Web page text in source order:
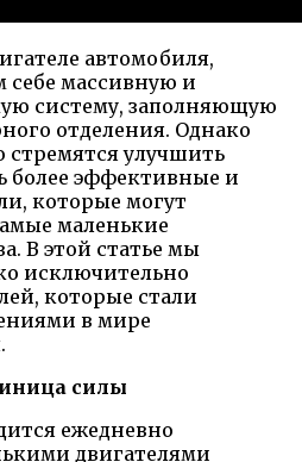
автомобиля,
себе массивную и
систему, заполняющую
отделения. Однако
улучшить
более эффективные и
которые могут
маленькие
В этой статье мы
исключительно
которые стали
в мире
силы
ежедневно
двигателями